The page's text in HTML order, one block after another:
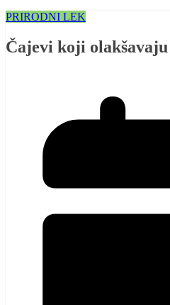
PRIRODNI LEK
Čajevi koji olakšavaju